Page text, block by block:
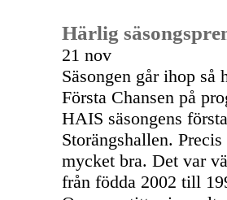
Härlig
21 nov
Säsongen går ihop så
Första Chansen på
HAIS säsongens
Storängshallen.
mycket bra. Det var
från födda 2002 till